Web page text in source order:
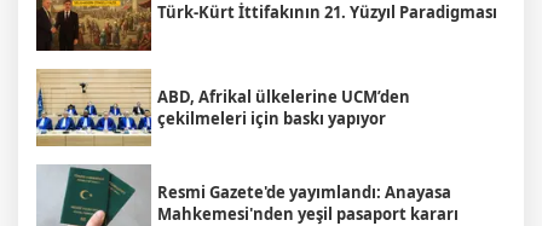
Türk-Kürt İttifakının 21. Yüzyıl Paradigması
ABD, Afrikal ülkelerine UCM’den
çekilmeleri için baskı yapıyor
Resmi Gazete'de yayımlandı: Anayasa
Mahkemesi'nden yeşil pasaport kararı